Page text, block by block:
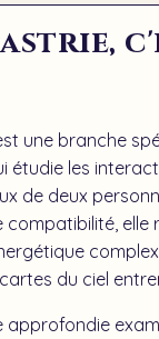
une branche
étudie les
de deux
compatibilité, elle
du ciel
approfondie